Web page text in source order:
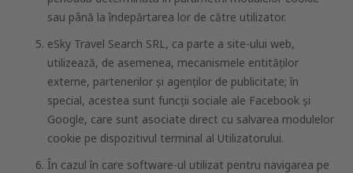
sau până la îndepărtarea lor de către utilizator.
eSky Travel Search SRL, ca parte a site-ului web,
utilizează, de asemenea, mecanismele entităților
externe, partenerilor și agenţilor de publicitate; în
special, acestea sunt funcții sociale ale Facebook și
Google, care sunt asociate direct cu salvarea modulelor
cookie pe dispozitivul terminal al Utilizatorului.
În cazul în care software-ul utilizat pentru navigarea pe